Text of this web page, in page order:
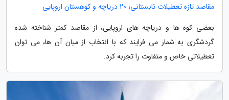
مقاصد تازه تعطیلات تابستانی؛ 20 دریاچه و کوهستان اروپایی
بعضی کوه ها و دریاچه های اروپایی، از مقاصد کمتر شناخته شده
گردشگری به شمار می فرایند که با انتخاب از میان آن ها، می توان
تعطیلاتی خاص و متفاوت را تجربه کرد.